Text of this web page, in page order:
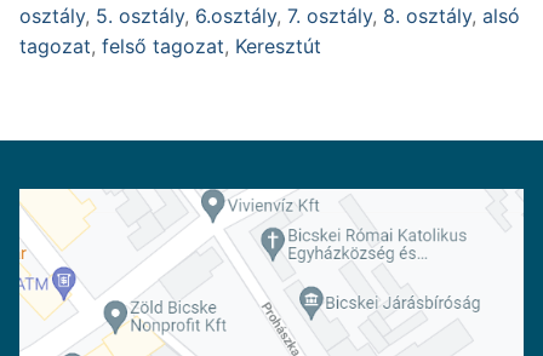
osztály, 5. osztály, 6.osztály, 7. osztály, 8. osztály, alsó
tagozat, felső tagozat, Keresztút